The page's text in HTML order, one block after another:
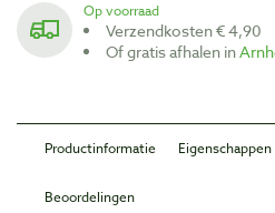
Op voorraad
Verzendkosten € 4,90
Of gratis afhalen in
Productinformatie Eigenschappen
Beoordelingen